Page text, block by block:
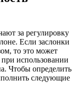
за регулировку
Если заслонки
то это может
использовании
Чтобы определить
следующие